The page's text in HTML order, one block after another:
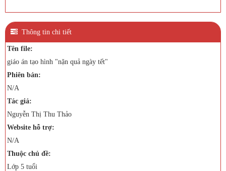
Thông tin chi tiết
Tên file:
giáo án tạo hình "nặn quả ngày tết"
Phiên bản:
N/A
Tác giả:
Nguyễn Thị Thu Thảo
Website hỗ trợ:
N/A
Thuộc chủ đề:
Lớp 5 tuổi